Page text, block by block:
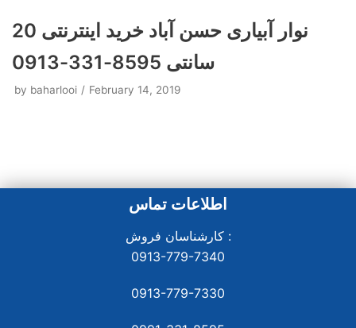
نوار آبیاری حسن‌ آباد خرید اینترنتی 20
سانتی 8595-331-0913
by baharlooi February 14, 2019
اطلاعات تماس
کارشناسان فروش :
0913-779-7340
0913-779-7330